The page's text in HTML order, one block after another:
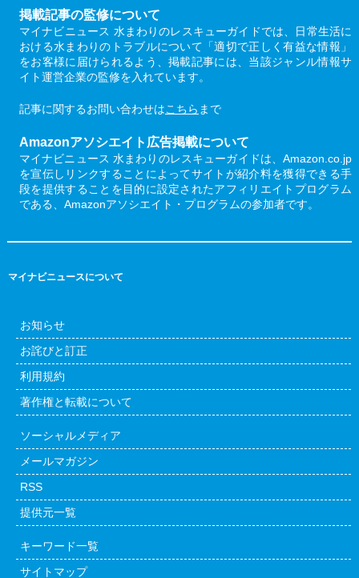
掲載記事の監修について
マイナビニュース 水まわりのレスキューガイドでは、日常生活に
おける水まわりのトラブルについて「適切で正しく有益な情報」
をお客様に届けられるよう、掲載記事には、当該ジャンル情報サ
イト運営企業の監修を入れています。
記事に関するお問い合わせはこちら まで
Amazonアソシエイト広告掲載について
マイナビニュース 水まわりのレスキューガイドは、Amazon.co.jp
を宣伝しリンクすることによってサイトが紹介料を獲得できる手
段を提供することを目的に設定されたアフィリエイトプログラム
である、Amazonアソシエイト・プログラムの参加者です。
マイナビニュースについて
お知らせ
お詫びと訂正
利用規約
著作権と転載について
ソーシャルメディア
メールマガジン
RSS
提供元一覧
キーワード一覧
サイトマップ